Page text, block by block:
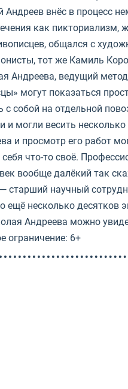
Андреев внёс в процесс
как пикториализм,
общался с
тот же Камиль
Андреева, ведущий
могут показаться
собой на отдельной
могли весить несколько
и просмотр его работ
что-то своё.
вообще далёкий так
старший научный
несколько десятков
Андреева можно
ограничение: 6+